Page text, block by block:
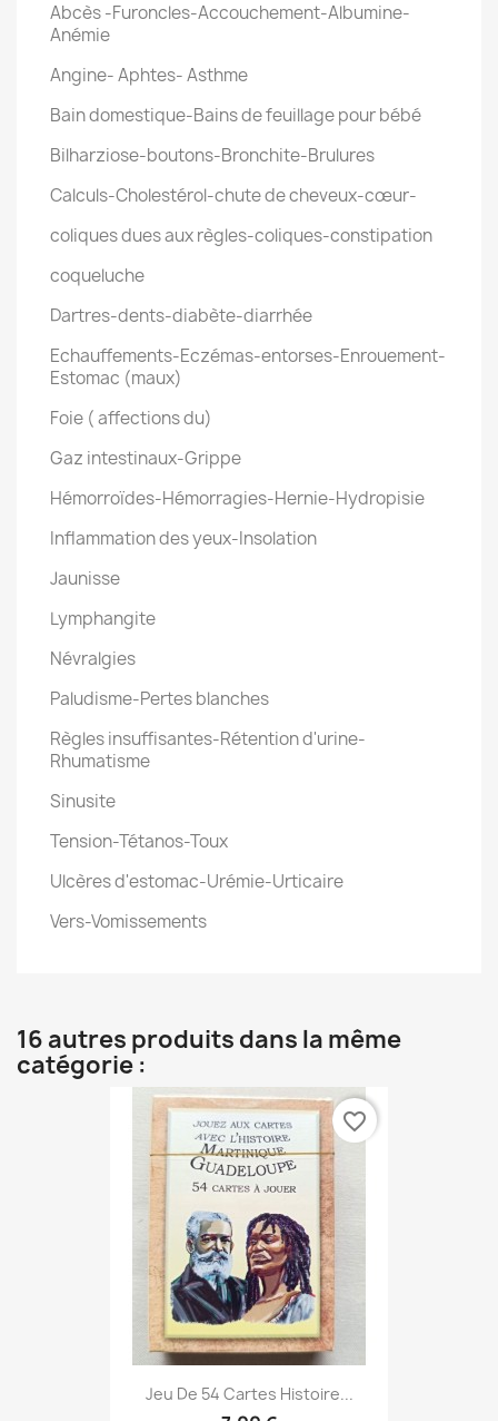
Abcès -Furoncles-Accouchement-Albumine-
Anémie
Angine- Aphtes- Asthme
Bain domestique-Bains de feuillage pour bébé
Bilharziose-boutons-Bronchite-Brulures
Calculs-Cholestérol-chute de cheveux-cœur-
coliques dues aux règles-coliques-constipation
coqueluche
Dartres-dents-diabète-diarrhée
Echauffements-Eczémas-entorses-Enrouement-
Estomac (maux)
Foie ( affections du)
Gaz intestinaux-Grippe
Hémorroïdes-Hémorragies-Hernie-Hydropisie
Inflammation des yeux-Insolation
Jaunisse
Lymphangite
Névralgies
Paludisme-Pertes blanches
Règles insuffisantes-Rétention d'urine-
Rhumatisme
Sinusite
Tension-Tétanos-Toux
Ulcères d'estomac-Urémie-Urticaire
Vers-Vomissements
16 autres produits dans la même
catégorie :
Jeu De 54 Cartes Histoire...
favorite_border